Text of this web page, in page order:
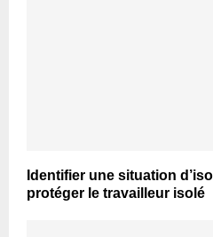
Identifier une situation
protéger le travailleur isolé